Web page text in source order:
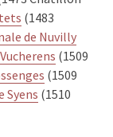
(1483
de Nuvilly
(1509
(1509
Syens (1510